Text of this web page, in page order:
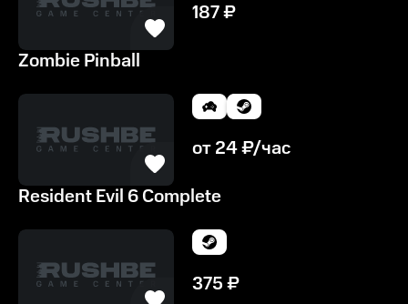
187₽
Zombie Pinball
от24₽/час
Resident Evil 6 Complete
375₽